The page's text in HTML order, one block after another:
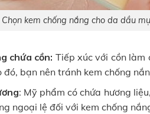
Chọn kem chống nắng cho da dầu
chứa cồn: Tiếp xúc với cồn làm
đó, bạn nên tránh kem chống
: Mỹ phẩm có chứa hương
ngoại lệ đối với kem chống